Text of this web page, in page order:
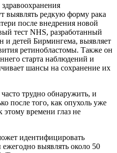
выявлять редкую форму рака
после внедрения новой
тест NHS, разработанный
детей Бирмингема, выявляет
ретинобластомы. Также он
старта наблюдений и
шансы на сохранение их
трудно обнаружить, и
после того, как опухоль уже
этому времени глаз не
идентифицировать
выявлять около 50